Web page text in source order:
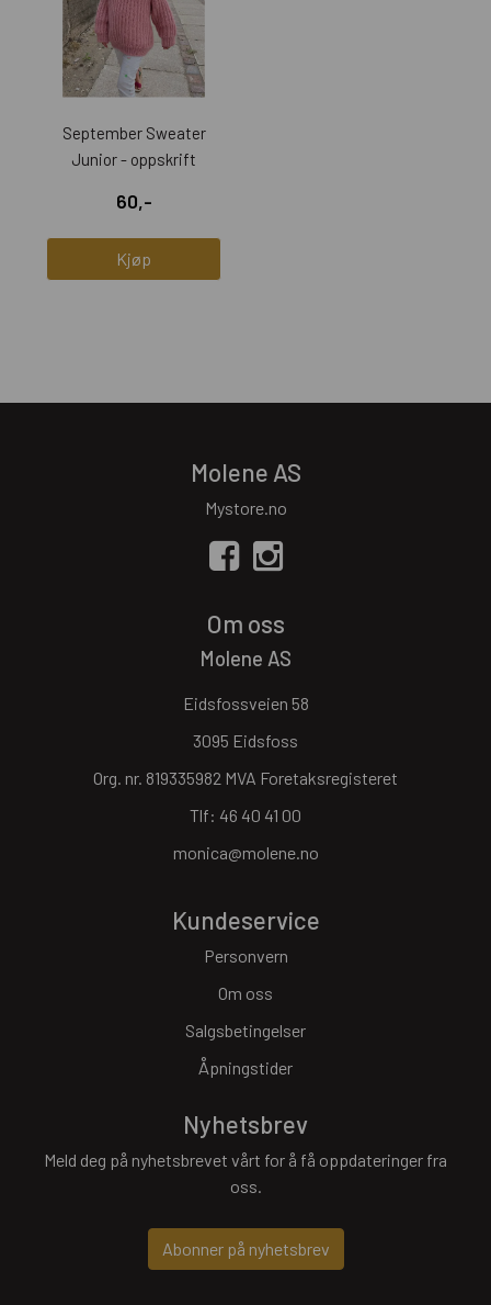
September Sweater
Junior - oppskrift
60,-
Kjøp
Molene AS
Mystore.no
Om oss
Molene AS
Eidsfossveien 58
3095 Eidsfoss
Org. nr. 819335982 MVA Foretaksregisteret
Tlf: 46 40 41 00
monica@molene.no
Kundeservice
Personvern
Om oss
Salgsbetingelser
Åpningstider
Nyhetsbrev
Meld deg på nyhetsbrevet vårt for å få oppdateringer fra
oss.
Abonner på nyhetsbrev